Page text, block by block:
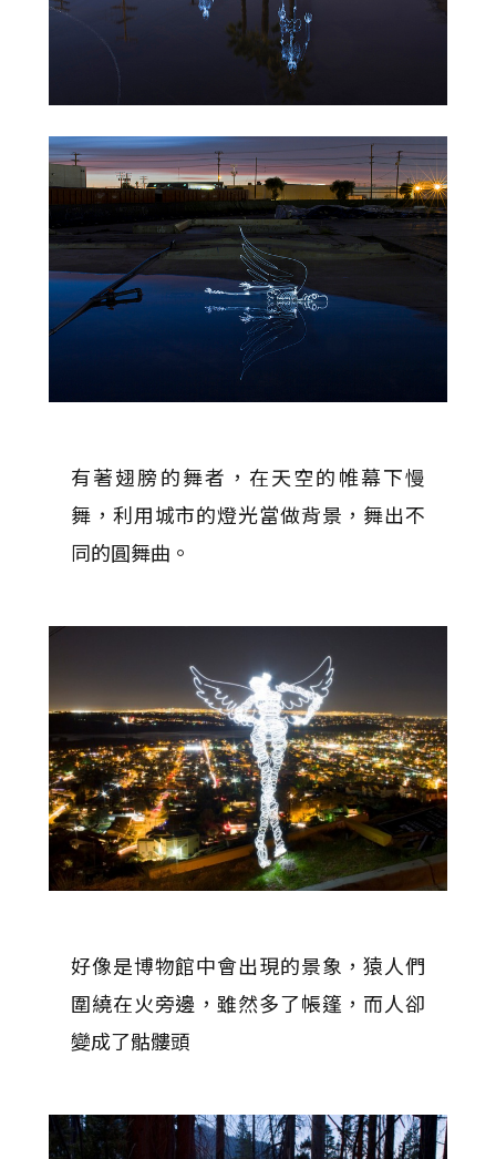
有著翅膀的舞者，在天空的帷幕下慢
舞，利用城市的燈光當做背景，舞出不
同的圓舞曲。
好像是博物館中會出現的景象，猿人們
圍繞在火旁邊，雖然多了帳篷，而人卻
變成了骷髏頭